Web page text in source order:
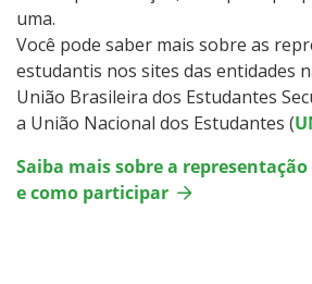
uma.
Você pode saber mais sobre as
estudantis nos sites das entidades
União Brasileira dos Estudantes
a União Nacional dos Estudantes (
Saiba mais sobre a
e como participar